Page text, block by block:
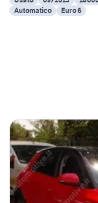
Automatico
Euro 6